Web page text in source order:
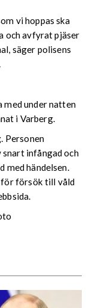
vi hoppas ska
och avfyrat pjäser
säger polisens
med under natten
i Varberg.
Personen
snart infångad och
med händelsen.
för försök till våld